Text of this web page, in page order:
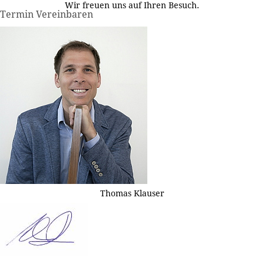
Wir freuen uns auf Ihren Besuch.
Termin Vereinbaren
Thomas Klauser